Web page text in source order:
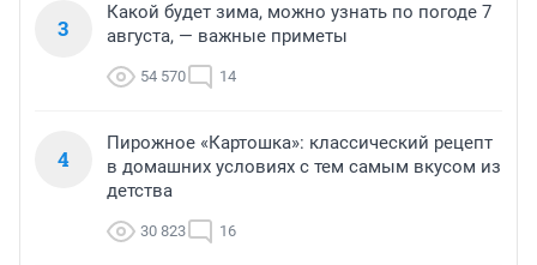
3
Какой будет зима, можно узнать по погоде 7
августа, — важные приметы
54 570 14
4
Пирожное «Картошка»: классический рецепт
в домашних условиях с тем самым вкусом из
детства
30 823 16